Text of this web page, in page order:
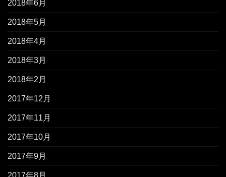
2018年6月
2018年5月
2018年4月
2018年3月
2018年2月
2017年12月
2017年11月
2017年10月
2017年9月